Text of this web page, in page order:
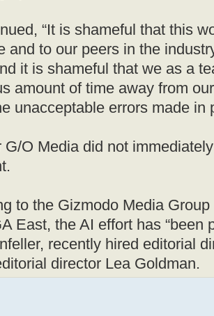
“It is shameful that this
and to our peers in the
it is shameful that we as a
amount of time away from
unacceptable errors made in
G/O Media did not
to the Gizmodo Media
East, the AI effort has “been
recently hired editorial
director Lea Goldman.